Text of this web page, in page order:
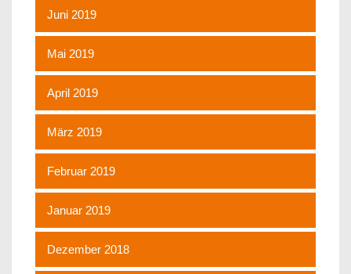
Juni 2019
Mai 2019
April 2019
März 2019
Februar 2019
Januar 2019
Dezember 2018